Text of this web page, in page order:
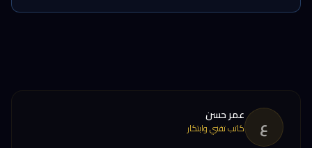
ع عمر حسن
كاتب تقني وابتكار